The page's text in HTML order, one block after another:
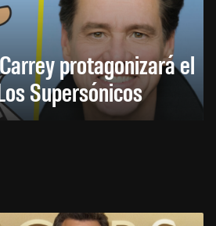
protagonizará el
Supersónicos